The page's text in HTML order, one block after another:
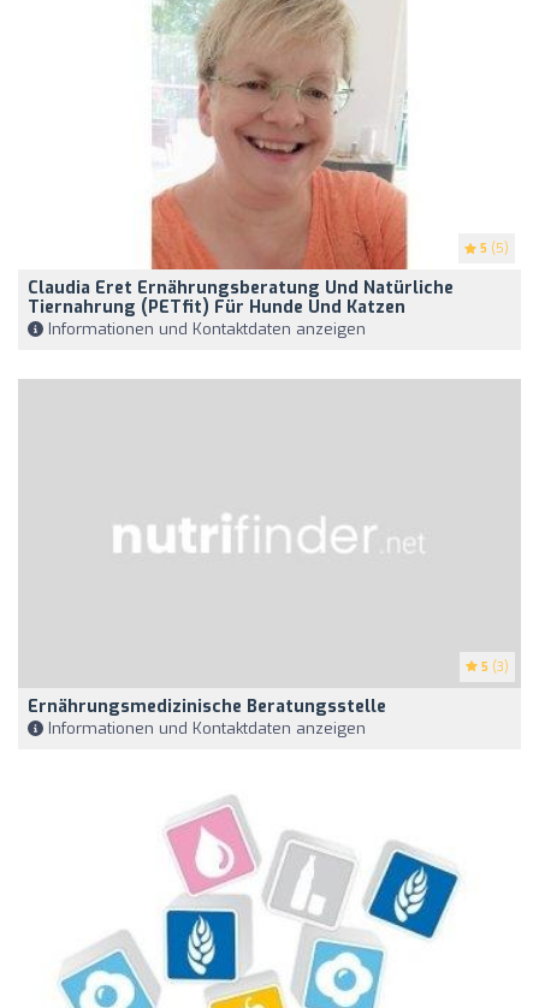
5 (5)
Claudia Eret Ernährungsberatung Und Natürliche
Tiernahrung (PETfit) Für Hunde Und Katzen
Informationen und Kontaktdaten anzeigen
5 (3)
Ernährungsmedizinische Beratungsstelle
Informationen und Kontaktdaten anzeigen